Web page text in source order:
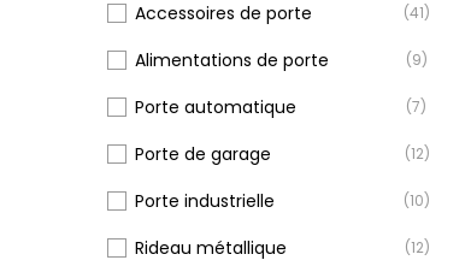
Accessoires de porte
(41)
Alimentations de porte (9)
Porte automatique (7)
Porte de garage (12)
Porte industrielle (10)
Rideau métallique (12)